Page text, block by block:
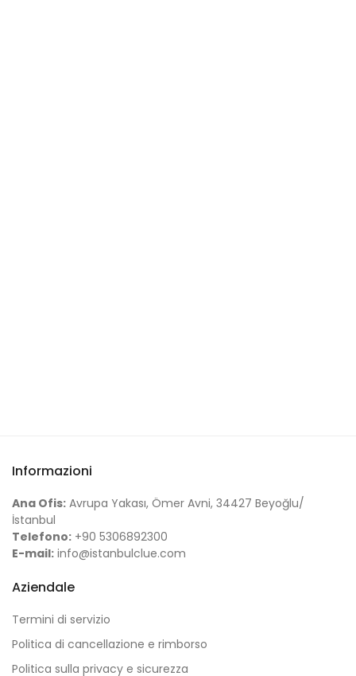
Informazioni
Ana Ofis: Avrupa Yakası, Ömer Avni, 34427 Beyoğlu/
İstanbul
Telefono: +90 5306892300
E-mail: info@istanbulclue.com
Aziendale
Termini di servizio
Politica di cancellazione e rimborso
Politica sulla privacy e sicurezza